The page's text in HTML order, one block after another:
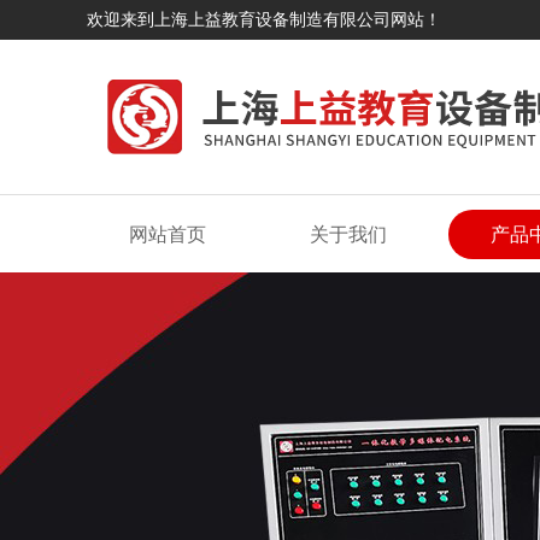
欢迎来到上海上益教育设备制造有限公司网站！
网站首页 关于我们 产品